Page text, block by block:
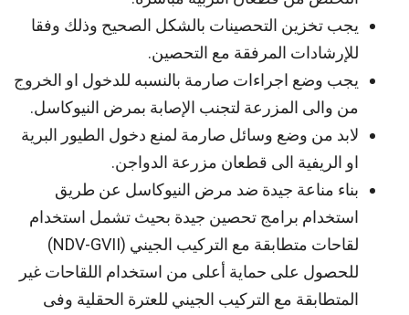
يجب تخزين التحصينات بالشكل الصحيح وذلك وفقا
للإرشادات المرفقة مع التحصين.
يجب وضع اجراءات صارمة بالنسبه للدخول او الخروج
من والى المزرعة لتجنب الإصابة بمرض النيوكاسل.
لابد من وضع وسائل صارمة لمنع دخول الطيور البرية
او الريفية الى قطعان مزرعة الدواجن.
بناء مناعة جيدة ضد مرض النيوكاسل عن طريق
استخدام برامج تحصين جيدة بحيث تشمل استخدام
لقاحات متطابقة مع التركيب الجيني (NDV-GVII)
للحصول على حماية أعلى من استخدام اللقاحات غير
المتطابقة مع التركيب الجيني للعترة الحقلية وفى